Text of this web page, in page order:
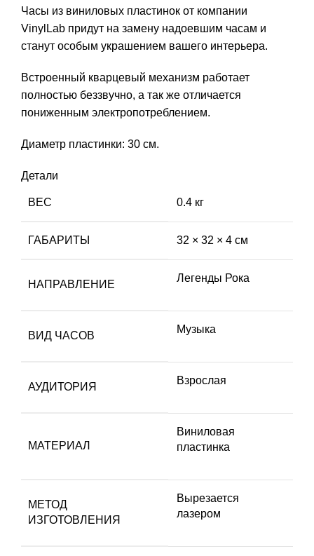
Часы из виниловых пластинок от компании
VinylLab придут на замену надоевшим часам и
станут особым украшением вашего интерьера.
Встроенный кварцевый механизм работает
полностью беззвучно, а так же отличается
пониженным электропотреблением.
Диаметр пластинки: 30 см.
Детали
ВЕС 0.4 кг
ГАБАРИТЫ 32 × 32 × 4 см
НАПРАВЛЕНИЕ
Легенды Рока
ВИД ЧАСОВ
Музыка
АУДИТОРИЯ
Взрослая
МАТЕРИАЛ
Виниловая
пластинка
МЕТОД
ИЗГОТОВЛЕНИЯ
Вырезается
лазером